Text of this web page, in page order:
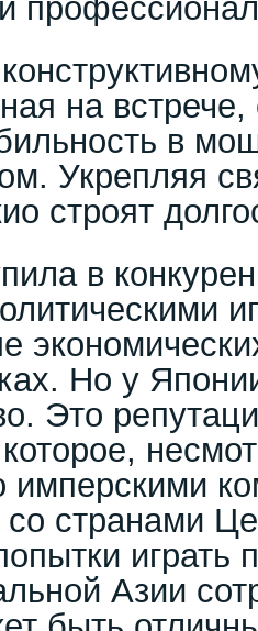
на
в
Укрепляя
строят
в
Но у
Это
которое,
имперскими
со странами
играть
Азии